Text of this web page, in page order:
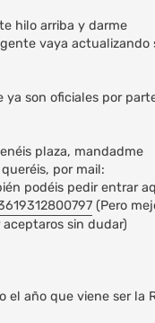
hilo arriba y darme
vaya actualizando
ya son oficiales por
plaza, mandadme
por mail:
podéis pedir entrar
(Pero
sin dudar)
el año que viene ser la